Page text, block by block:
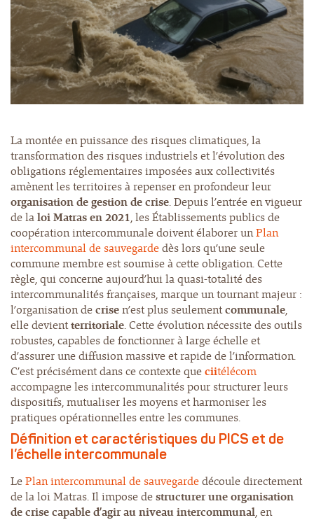
La montée en puissance des risques climatiques, la
transformation des risques industriels et l’évolution des
obligations réglementaires imposées aux collectivités
amènent les territoires à repenser en profondeur leur
organisation de gestion de crise. Depuis l’entrée en vigueur
de laloi Matras en 2021, les Établissements publics de
coopération intercommunale doivent élaborer unPlan
intercommunal de sauvegardedès lors qu’une seule
commune membre est soumise à cette obligation. Cette
règle, qui concerne aujourd’hui la quasi-totalité des
intercommunalités françaises, marque un tournant majeur :
l’organisation decrisen’est plus seulementcommunale,
elle devientterritoriale. Cette évolution nécessite des outils
robustes, capables de fonctionner à large échelle et
d’assurer une diffusion massive et rapide de l’information.
C’est précisément dans ce contexte queciitélécom
accompagne les intercommunalités pour structurer leurs
dispositifs, mutualiser les moyens et harmoniser les
pratiques opérationnelles entre les communes.
Définition et caractéristiques du PICS et de
l’échelle intercommunale
LePlan intercommunal de sauvegardedécoule directement
de la loi Matras. Il impose destructurer une organisation
de crise capable d’agir au niveau intercommunal, en